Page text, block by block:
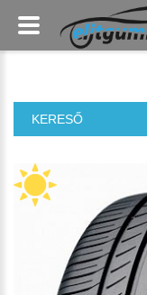
KERESŐ